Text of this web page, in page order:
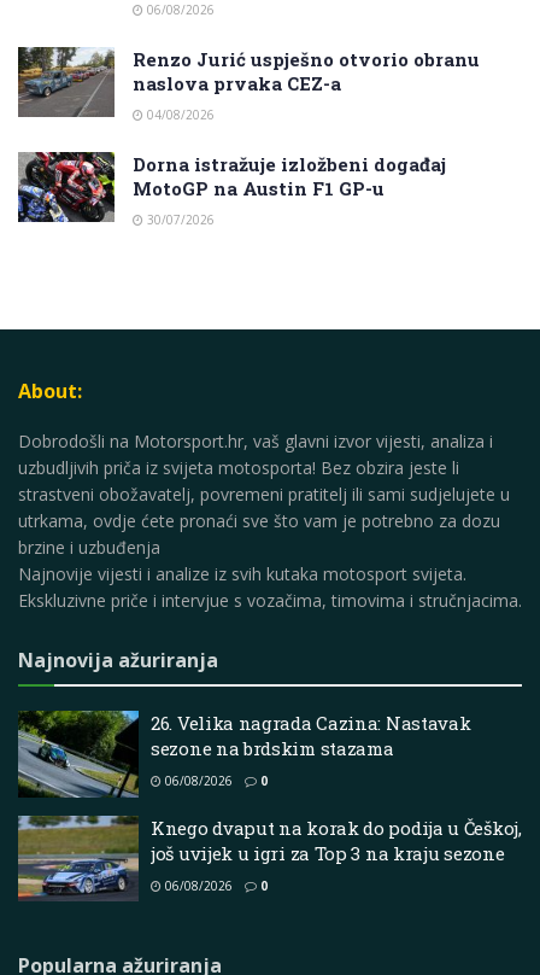
06/08/2026
Renzo Jurić uspješno otvorio obranu
naslova prvaka CEZ-a
04/08/2026
Dorna istražuje izložbeni događaj
MotoGP na Austin F1 GP-u
30/07/2026
About:
Dobrodošli na Motorsport.hr, vaš glavni izvor vijesti, analiza i
uzbudljivih priča iz svijeta motosporta! Bez obzira jeste li
strastveni obožavatelj, povremeni pratitelj ili sami sudjelujete u
utrkama, ovdje ćete pronaći sve što vam je potrebno za dozu
brzine i uzbuđenja
Najnovije vijesti i analize iz svih kutaka motosport svijeta.
Ekskluzivne priče i intervjue s vozačima, timovima i stručnjacima.
Najnovija ažuriranja
26. Velika nagrada Cazina: Nastavak
sezone na brdskim stazama
06/08/2026 0
Knego dvaput na korak do podija u Češkoj,
još uvijek u igri za Top 3 na kraju sezone
06/08/2026 0
Popularna ažuriranja